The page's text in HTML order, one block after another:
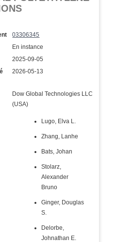
03306345
En instance
2025-09-05
2026-05-13
Dow Global Technologies LLC
(USA)
Lugo, Elva L.
Zhang, Lanhe
Bats, Johan
Stolarz,
Alexander
Bruno
Ginger, Douglas
S.
Delorbe,
Johnathan E.